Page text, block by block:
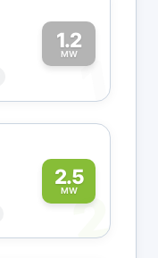
1.2
MW1
2.5
MW2